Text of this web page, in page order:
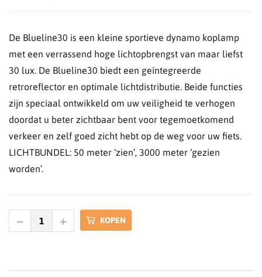
De Blueline30 is een kleine sportieve dynamo koplamp
met een verrassend hoge lichtopbrengst van maar liefst
30 lux. De Blueline30 biedt een geïntegreerde
retroreflector en optimale lichtdistributie. Beide functies
zijn speciaal ontwikkeld om uw veiligheid te verhogen
doordat u beter zichtbaar bent voor tegemoetkomend
verkeer en zelf goed zicht hebt op de weg voor uw fiets.
LICHTBUNDEL: 50 meter ‘zien’, 3000 meter ‘gezien
worden’.
KOPEN